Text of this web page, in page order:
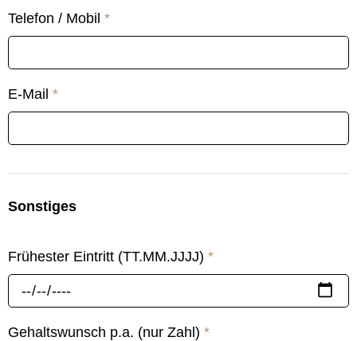
Telefon / Mobil *
E-Mail *
Sonstiges
Frühester Eintritt (TT.MM.JJJJ) *
Gehaltswunsch p.a. (nur Zahl) *